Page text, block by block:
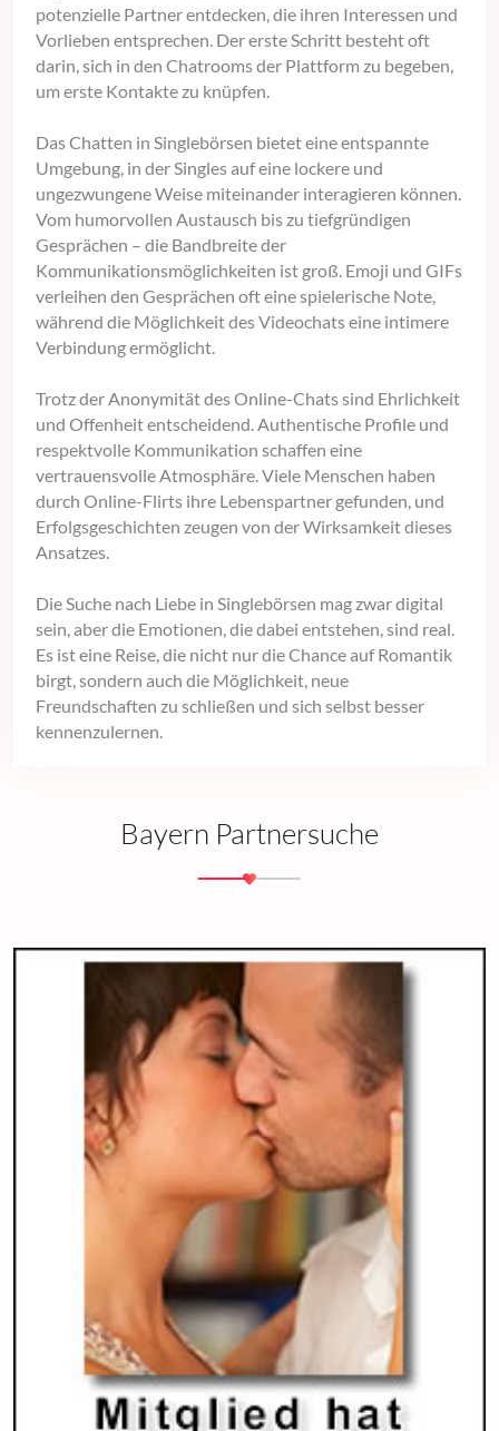
potenzielle Partner entdecken, die ihren Interessen und
Vorlieben entsprechen. Der erste Schritt besteht oft
darin, sich in den Chatrooms der Plattform zu begeben,
um erste Kontakte zu knüpfen.
Das Chatten in Singlebörsen bietet eine entspannte
Umgebung, in der Singles auf eine lockere und
ungezwungene Weise miteinander interagieren können.
Vom humorvollen Austausch bis zu tiefgründigen
Gesprächen – die Bandbreite der
Kommunikationsmöglichkeiten ist groß. Emoji und GIFs
verleihen den Gesprächen oft eine spielerische Note,
während die Möglichkeit des Videochats eine intimere
Verbindung ermöglicht.
Trotz der Anonymität des Online-Chats sind Ehrlichkeit
und Offenheit entscheidend. Authentische Profile und
respektvolle Kommunikation schaffen eine
vertrauensvolle Atmosphäre. Viele Menschen haben
durch Online-Flirts ihre Lebenspartner gefunden, und
Erfolgsgeschichten zeugen von der Wirksamkeit dieses
Ansatzes.
Die Suche nach Liebe in Singlebörsen mag zwar digital
sein, aber die Emotionen, die dabei entstehen, sind real.
Es ist eine Reise, die nicht nur die Chance auf Romantik
birgt, sondern auch die Möglichkeit, neue
Freundschaften zu schließen und sich selbst besser
kennenzulernen.
Bayern Partnersuche